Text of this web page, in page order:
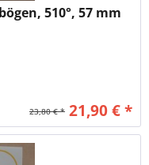
510°, 57 mm
23,80 € * 21,90 € *